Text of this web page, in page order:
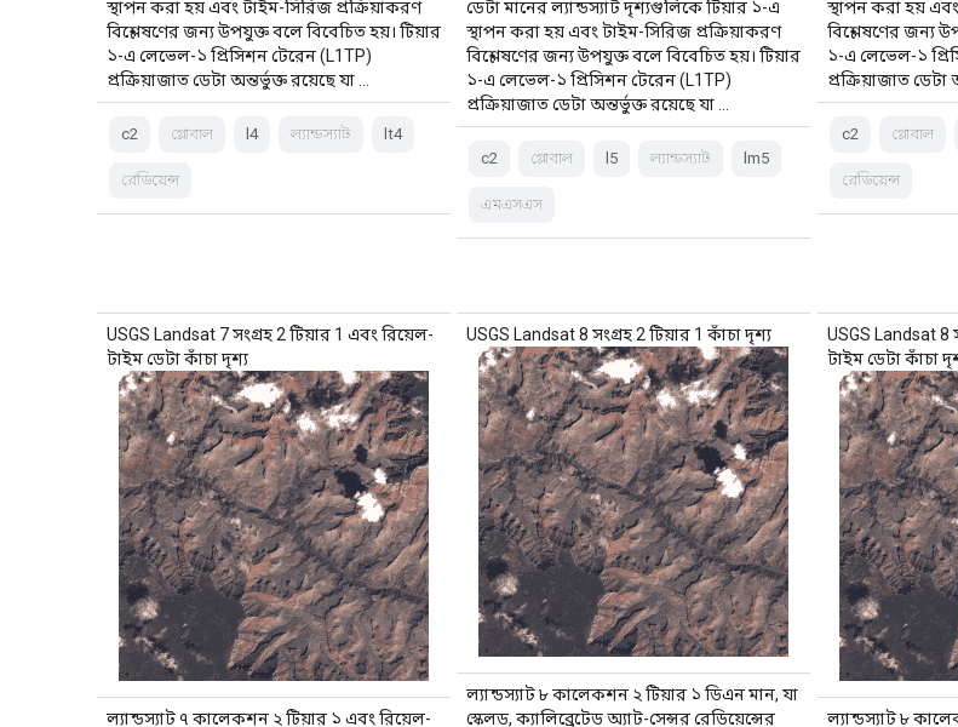
স্থাপন করা হয় এবং টাইম-সিরিজ প্রক্রিয়াকরণ
বিশ্লেষণের জন্য উপযুক্ত বলে বিবেচিত হয়। টিয়ার
১-এ লেভেল-১ প্রিসিশন টেরেন (L1TP)
প্রক্রিয়াজাত ডেটা অন্তর্ভুক্ত রয়েছে যা …
c2 গ্লোবাল l4 ল্যান্ডস্যাট lt4
রেডিয়েন্স
ডেটা মানের ল্যান্ডস্যাট দৃশ্যগুলিকে টিয়ার ১-এ
স্থাপন করা হয় এবং টাইম-সিরিজ প্রক্রিয়াকরণ
বিশ্লেষণের জন্য উপযুক্ত বলে বিবেচিত হয়। টিয়ার
১-এ লেভেল-১ প্রিসিশন টেরেন (L1TP)
প্রক্রিয়াজাত ডেটা অন্তর্ভুক্ত রয়েছে যা …
c2 গ্লোবাল l5 ল্যান্ডস্যাট lm5
এমএসএস
স্থাপন করা হয়
বিশ্লেষণের জন্য
১-এ লেভেল-১
প্রক্রিয়াজাত ডেটা
c2 গ্লোবাল
রেডিয়েন্স
USGS Landsat 7 সংগ্রহ 2 টিয়ার 1 এবং রিয়েল-
টাইম ডেটা কাঁচা দৃশ্য
ল্যান্ডস্যাট ৭ কালেকশন ২ টিয়ার ১ এবং রিয়েল-
USGS Landsat 8 সংগ্রহ 2 টিয়ার 1 কাঁচা দৃশ্য
ল্যান্ডস্যাট ৮ কালেকশন ২ টিয়ার ১ ডিএন মান, যা
স্কেলড, ক্যালিব্রেটেড অ্যাট-সেন্সর রেডিয়েন্সের
USGS Landsat 8
টাইম ডেটা কাঁচা
ল্যান্ডস্যাট ৮